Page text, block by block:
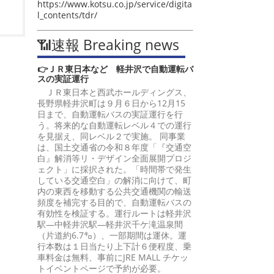
https://www.kotsu.co.jp/service/digita
l_contents/tdr/
📶速報 Breaking news
👉ＪＲ東日本など 軽井沢で自動運転バ
スの実証運行
ＪＲ東日本と西武ホールディングス、
長野県軽井沢町は９月６日から12月15
日まで、自動運転バスの実証運行を行
う。将来的な自動運転レベル４での運行
を見据え、同レベル２で実施。 同事業
は、国土交通省の令和８年度「『交通空
白』解消等リ・デザイン全面展開プロジ
ェクト」に採択された。「時間帯で発生
している交通空白」の解消に向けて、町
内の東西を移動する公共交通機関の輸送
頻度を補完する目的で、自動運転バスの
有効性を検証する。運行ルートは軽井沢
駅―中軽井沢駅―軽井沢千ケ滝温泉間
（片道約6.7㌔）、一部期間は運休。運
行本数は１日当たり上下計６便程度、乗
車料金は無料、事前にJRE MALL チケッ
トイベントページで予約が必要。